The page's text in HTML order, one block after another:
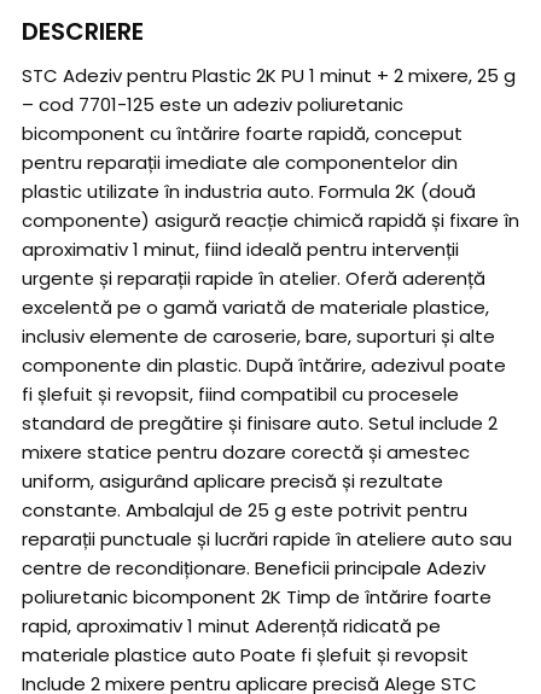
DESCRIERE
STC Adeziv pentru Plastic 2K PU 1 minut + 2 mixere, 25 g
– cod 7701-125 este un adeziv poliuretanic
bicomponent cu întărire foarte rapidă, conceput
pentru reparații imediate ale componentelor din
plastic utilizate în industria auto. Formula 2K (două
componente) asigură reacție chimică rapidă și fixare în
aproximativ 1 minut, fiind ideală pentru intervenții
urgente și reparații rapide în atelier. Oferă aderență
excelentă pe o gamă variată de materiale plastice,
inclusiv elemente de caroserie, bare, suporturi și alte
componente din plastic. După întărire, adezivul poate
fi șlefuit și revopsit, fiind compatibil cu procesele
standard de pregătire și finisare auto. Setul include 2
mixere statice pentru dozare corectă și amestec
uniform, asigurând aplicare precisă și rezultate
constante. Ambalajul de 25 g este potrivit pentru
reparații punctuale și lucrări rapide în ateliere auto sau
centre de recondiționare. Beneficii principale Adeziv
poliuretanic bicomponent 2K Timp de întărire foarte
rapid, aproximativ 1 minut Aderență ridicată pe
materiale plastice auto Poate fi șlefuit și revopsit
Include 2 mixere pentru aplicare precisă Alege STC